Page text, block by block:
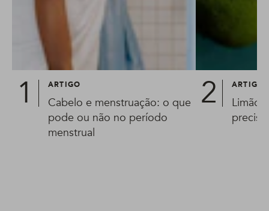
ARTIGO
Cabelo e menstruação: o que
pode ou não no período
menstrual
ARTIGO
Limão